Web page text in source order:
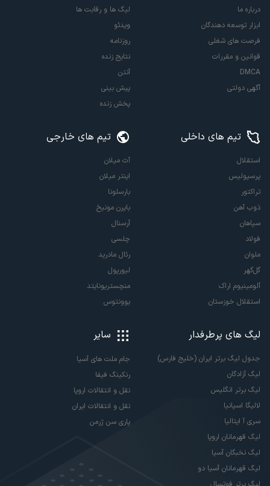
درباره ما
ابزار توسعه دهندگان
فرصت های شغلی
قوانین و مقررات
DMCA
آگهی دولتی
لیگ ها و رقابت ها
ویدئو
روزنامه
نتایج زنده
آنتن
پیش بینی
پخش زنده
تیم های داخلی
استقلال
پرسپولیس
تراکتور
ذوب آهن
سپاهان
فولاد
ملوان
گل‌گهر
آلومینیوم اراک
استقلال خوزستان
تیم های خارجی
آث میلان
اینتر میلان
بارسلونا
بایرن مونیخ
آرسنال
چلسی
رئال مادرید
لیورپول
منچستریونایتد
یوونتوس
لیگ های پرطرفدار
جدول لیگ برتر ایران (خلیج فارس)
لیگ آزادگان
لیگ برتر انگلیس
لالیگا اسپانیا
سری آ ایتالیا
لیگ قهرمانان اروپا
لیگ نخبگان آسیا
لیگ قهرمانان آسیا دو
سایر
جام ملت های آسیا
رنکینگ فیفا
نقل و انتقالات اروپا
نقل و انتقالات ایران
پاری سن ژرمن